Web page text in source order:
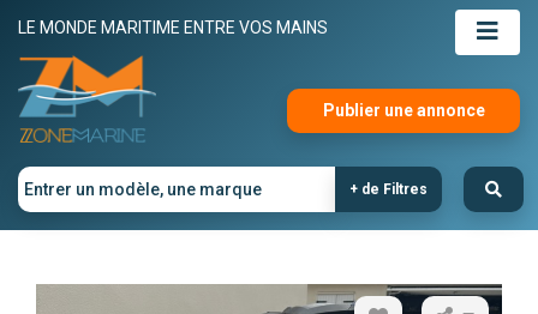
LE MONDE MARITIME ENTRE VOS MAINS
Publier une annonce
+ de Filtres